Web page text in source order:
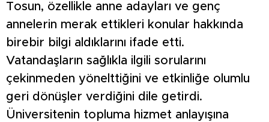
Tosun, özellikle anne adayları ve genç
annelerin merak ettikleri konular hakkında
birebir bilgi aldıklarını ifade etti.
Vatandaşların sağlıkla ilgili sorularını
çekinmeden yönelttiğini ve etkinliğe olumlu
geri dönüşler verdiğini dile getirdi.
Üniversitenin topluma hizmet anlayışına